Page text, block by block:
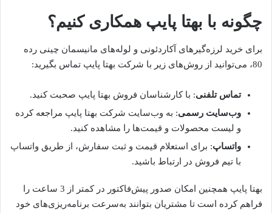
چگونه با بهتا پایپ همکاری کنیم؟
برای خرید لرزه‌گیرهای آکاردئونی و لوله‌های مانیسمان چینی رده
80، می‌توانید از روش‌های زیر با شرکت بهتا پایپ تماس بگیرید:
تماس تلفنی: با کارشناسان فروش بهتا پایپ صحبت کنید.
وب‌سایت رسمی: به وب‌سایت شرکت بهتا پایپ مراجعه کرده
و لیست محصولات و قیمت‌ها را مشاهده کنید.
واتساپ: برای استعلام قیمت و ثبت سفارش، از طریق واتساپ
با تیم فروش در ارتباط باشید.
بهتا پایپ همچنین امکان صدور پیش‌فاکتور در کمتر از 3 ساعت را
فراهم کرده است تا مشتریان بتوانند به‌سرعت برنامه‌ریزی‌های خود